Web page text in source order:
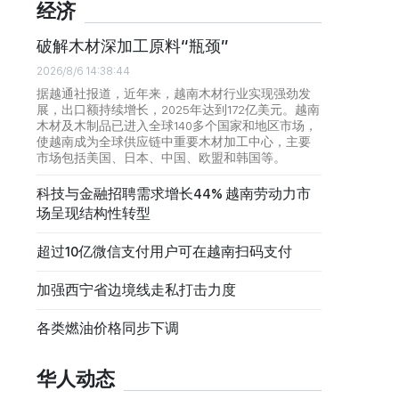
经济
破解木材深加工原料“瓶颈”
2026/8/6 14:38:44
据越通社报道，近年来，越南木材行业实现强劲发
展，出口额持续增长，2025年达到172亿美元。越南
木材及木制品已进入全球140多个国家和地区市场，
使越南成为全球供应链中重要木材加工中心，主要
市场包括美国、日本、中国、欧盟和韩国等。
科技与金融招聘需求增长44% 越南劳动力市
场呈现结构性转型
超过10亿微信支付用户可在越南扫码支付
加强西宁省边境线走私打击力度
各类燃油价格同步下调
华人动态